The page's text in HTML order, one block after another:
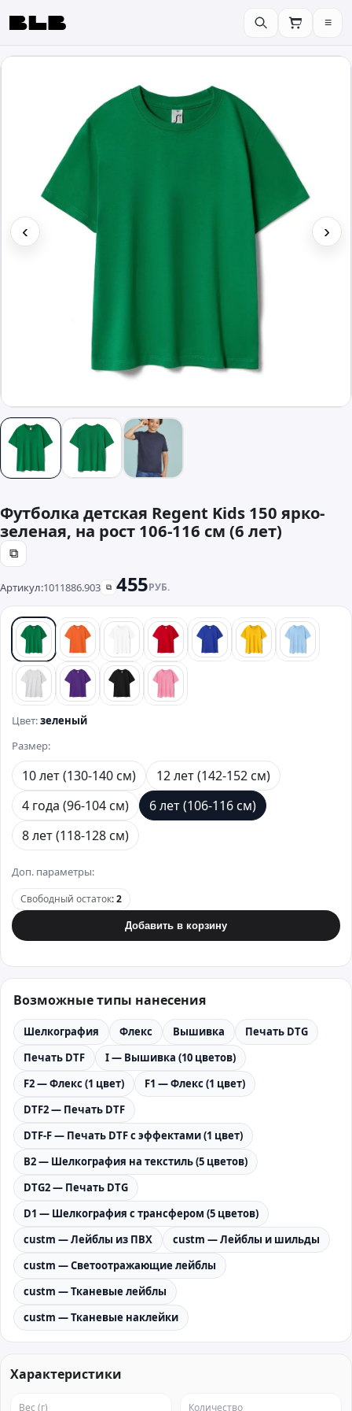
BLB ≡
‹ ›
Футболка детская Regent Kids 150 ярко-
зеленая, на рост 106-116 см (6 лет)
⧉
Артикул:1011886.903 ⧉ 455РУБ.
зеленыйоранжевый
белый красныйсиний желтыйголубой
светлый меланж
фиолетовый
черныйрозовый
Цвет:зеленый
Размер:
10 лет (130-140 см)
12 лет (142-152 см)
4 года (96-104 см)
6 лет (106-116 см)
8 лет (118-128 см)
Доп. параметры:
Свободный остаток:2
Добавить в корзину
Возможные типы нанесения
Шелкография Флекс Вышивка
Печать DTG
Печать DTF
I — Вышивка (10 цветов)
F2 — Флекс (1 цвет)
F1 — Флекс (1 цвет)
DTF2 — Печать DTF
DTF-F — Печать DTF с эффектами (1 цвет)
B2 — Шелкография на текстиль (5 цветов)
DTG2 — Печать DTG
D1 — Шелкография с трансфером (5 цветов)
custm — Лейблы из ПВХ
custm — Лейблы и шильды
custm — Светоотражающие лейблы
custm — Тканевые лейблы
custm — Тканевые наклейки
Характеристики
Вес (г) Количество